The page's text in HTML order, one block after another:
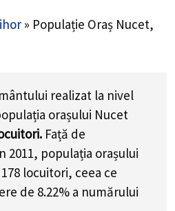
» Populație Oraș Nucet,
realizat la nivel
orașului Nucet
Față de
2011, populația orașului
178 locuitori, ceea ce
de 8.22% a numărului